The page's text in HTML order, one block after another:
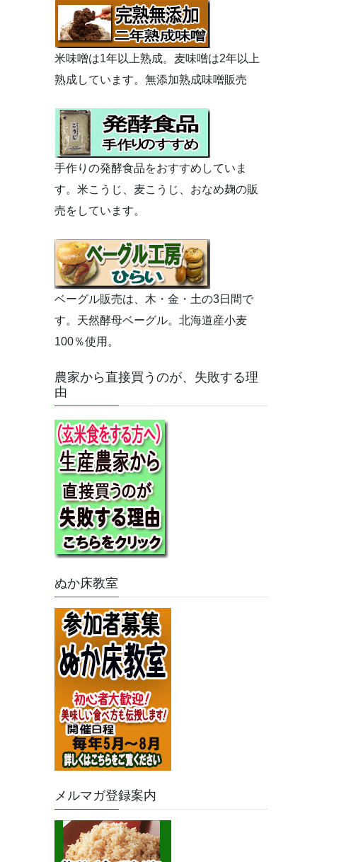
米味噌は1年以上熟成。麦味噌は2年以上
熟成しています。無添加熟成味噌販売
手作りの発酵食品をおすすめしていま
す。米こうじ、麦こうじ、おなめ麹の販
売をしています。
ベーグル販売は、木・金・土の3日間で
す。天然酵母ベーグル。北海道産小麦
100％使用。
農家から直接買うのが、失敗する理
由
ぬか床教室
メルマガ登録案内